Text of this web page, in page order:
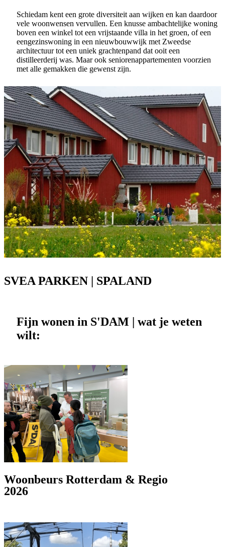
Schiedam kent een grote diversiteit aan wijken en kan daardoor
vele woonwensen vervullen. Een knusse ambachtelijke woning
boven een winkel tot een vrijstaande villa in het groen, of een
eengezinswoning in een nieuwbouwwijk met Zweedse
architectuur tot een uniek grachtenpand dat ooit een
distilleerderij was. Maar ook seniorenappartementen voorzien
met alle gemakken die gewenst zijn.
SVEA PARKEN | SPALAND
Fijn wonen in S'DAM | wat je weten
wilt:
Woonbeurs Rotterdam & Regio
2026